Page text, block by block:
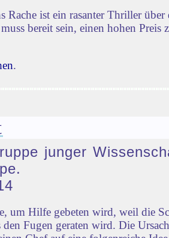
ist ein rasanter Thriller
bereit sein, einen hohen Preis
.
junger
um Hilfe gebeten wird, weil die
den Fugen geraten wird. Die